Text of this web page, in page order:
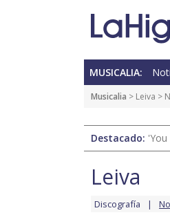
MUSICALIA:
Musicalia > Leiva >
Destacado:
Leiva
Discografía